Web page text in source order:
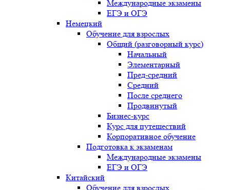
Международные экзамены
ЕГЭ и ОГЭ
Немецкий
Обучение для взрослых
Общий (разговорный курс)
Начальный
Элементарный
Пред-средний
Средний
После среднего
Продвинутый
Бизнес-курс
Курс для путешествий
Корпоративное обучение
Подготовка к экзаменам
Международные экзамены
ЕГЭ и ОГЭ
Китайский
Обучение для взрослых